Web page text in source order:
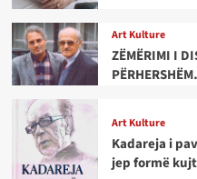
Art Kulture
ZËMËRIMI I
Art Kulture
Kadareja i
jep formë